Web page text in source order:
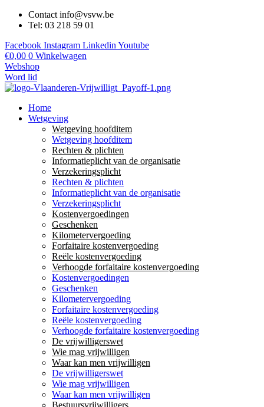
Contact info@vsvw.be
Tel: 03 218 59 01
Facebook Instagram Linkedin Youtube
€0,00 0 Winkelwagen
Webshop
Word lid
Home
Wetgeving
Wetgeving hoofditem
Wetgeving hoofditem
Rechten & plichten
Informatieplicht van de organisatie
Verzekeringsplicht
Rechten & plichten
Informatieplicht van de organisatie
Verzekeringsplicht
Kostenvergoedingen
Geschenken
Kilometervergoeding
Forfaitaire kostenvergoeding
Reële kostenvergoeding
Verhoogde forfaitaire kostenvergoeding
Kostenvergoedingen
Geschenken
Kilometervergoeding
Forfaitaire kostenvergoeding
Reële kostenvergoeding
Verhoogde forfaitaire kostenvergoeding
De vrijwilligerswet
Wie mag vrijwilligen
Waar kan men vrijwilligen
De vrijwilligerswet
Wie mag vrijwilligen
Waar kan men vrijwilligen
Bestuursvrijwilligers